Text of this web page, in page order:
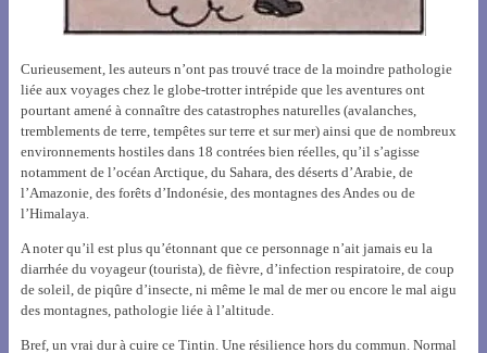
Curieusement, les auteurs n’ont pas trouvé trace de la moindre pathologie
liée aux voyages chez le globe-trotter intrépide que les aventures ont
pourtant amené à connaître des catastrophes naturelles (avalanches,
tremblements de terre, tempêtes sur terre et sur mer) ainsi que de nombreux
environnements hostiles dans 18 contrées bien réelles, qu’il s’agisse
notamment de l’océan Arctique, du Sahara, des déserts d’Arabie, de
l’Amazonie, des forêts d’Indonésie, des montagnes des Andes ou de
l’Himalaya.
A noter qu’il est plus qu’étonnant que ce personnage n’ait jamais eu la
diarrhée du voyageur (tourista), de fièvre, d’infection respiratoire, de coup
de soleil, de piqûre d’insecte, ni même le mal de mer ou encore le mal aigu
des montagnes, pathologie liée à l’altitude.
Bref, un vrai dur à cuire ce Tintin. Une résilience hors du commun. Normal